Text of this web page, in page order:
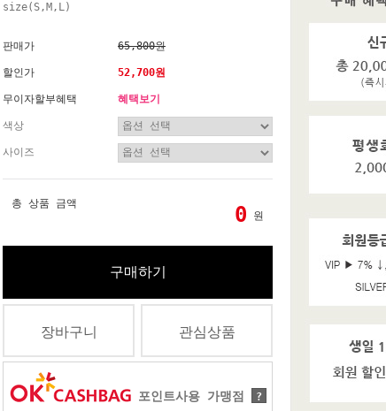
size(S,M,L)
판매가 65,800원
할인가 52,700원
무이자할부혜택 혜택보기
색상
사이즈
총 상품 금액 0 원
구매하기
장바구니 관심상품
포인트사용 가맹점 ?